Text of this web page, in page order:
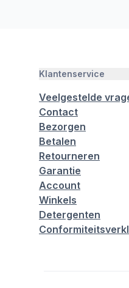
Klantenservice
Veelgestelde
Contact
Bezorgen
Betalen
Retourneren
Garantie
Account
Winkels
Detergenten